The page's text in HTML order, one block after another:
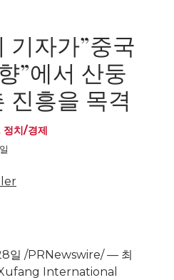
기자가”중국
”에서 산둥
진흥을 목격
정치/경제
일 /PRNewswire/ — 최
International